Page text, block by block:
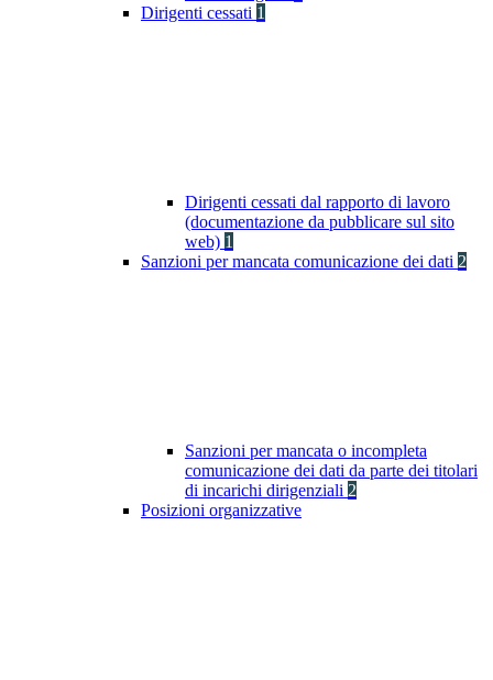
Dirigenti cessati 1
Dirigenti cessati dal rapporto di lavoro
(documentazione da pubblicare sul sito
web) 1
Sanzioni per mancata comunicazione dei dati 2
Sanzioni per mancata o incompleta
comunicazione dei dati da parte dei titolari
di incarichi dirigenziali 2
Posizioni organizzative